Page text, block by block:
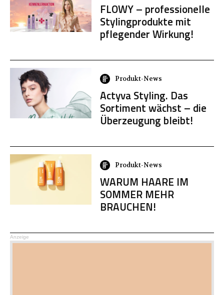
FLOWY – professionelle
Stylingprodukte mit
pflegender Wirkung!
Produkt-News
Actyva Styling. Das
Sortiment wächst – die
Überzeugung bleibt!
Produkt-News
WARUM HAARE IM
SOMMER MEHR
BRAUCHEN!
Anzeige